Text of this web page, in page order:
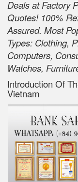
Deals at Factory
Quotes! 100%
Assured. Most
Types: Clothing,
Computers,
Watches,
Introduction Of
Vietnam